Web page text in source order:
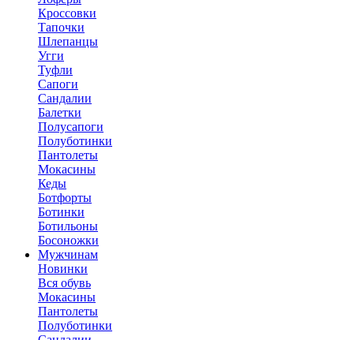
Кроссовки
Тапочки
Шлепанцы
Угги
Туфли
Сапоги
Сандалии
Балетки
Полусапоги
Полуботинки
Пантолеты
Мокасины
Кеды
Ботфорты
Ботинки
Ботильоны
Босоножки
Мужчинам
Новинки
Вся обувь
Мокасины
Пантолеты
Полуботинки